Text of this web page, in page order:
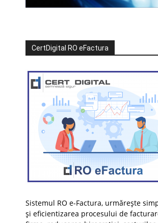
CertDigital RO eFactura
Sistemul RO e-Factura, urmărește
și eficientizarea procesului de